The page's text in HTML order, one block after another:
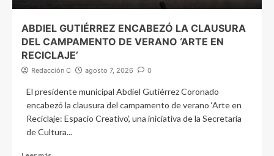
ABDIEL GUTIÉRREZ ENCABEZÓ LA CLAUSURA
DEL CAMPAMENTO DE VERANO ‘ARTE EN
RECICLAJE’
Redacción C agosto 7, 2026 0
El presidente municipal Abdiel Gutiérrez Coronado
encabezó la clausura del campamento de verano ‘Arte en
Reciclaje: Espacio Creativo’, una iniciativa de la Secretaría
de Cultura...